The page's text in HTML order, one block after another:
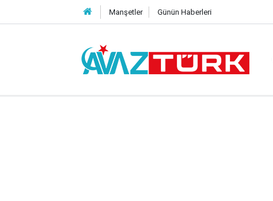
Manşetler Günün Haberleri